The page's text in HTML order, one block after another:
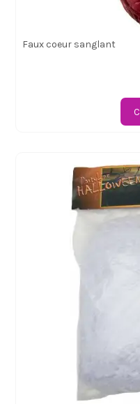
Faux coeur sanglant